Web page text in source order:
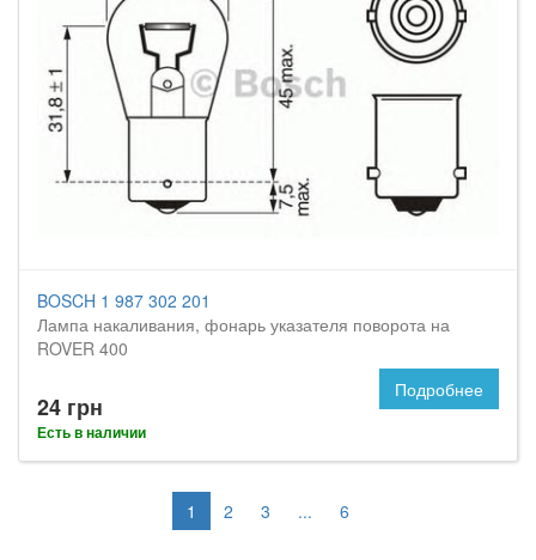
BOSCH 1 987 302 201
Лампа накаливания, фонарь указателя поворота на
ROVER 400
24 грн
Есть в наличии
Подробнее
1 2 3 ... 6